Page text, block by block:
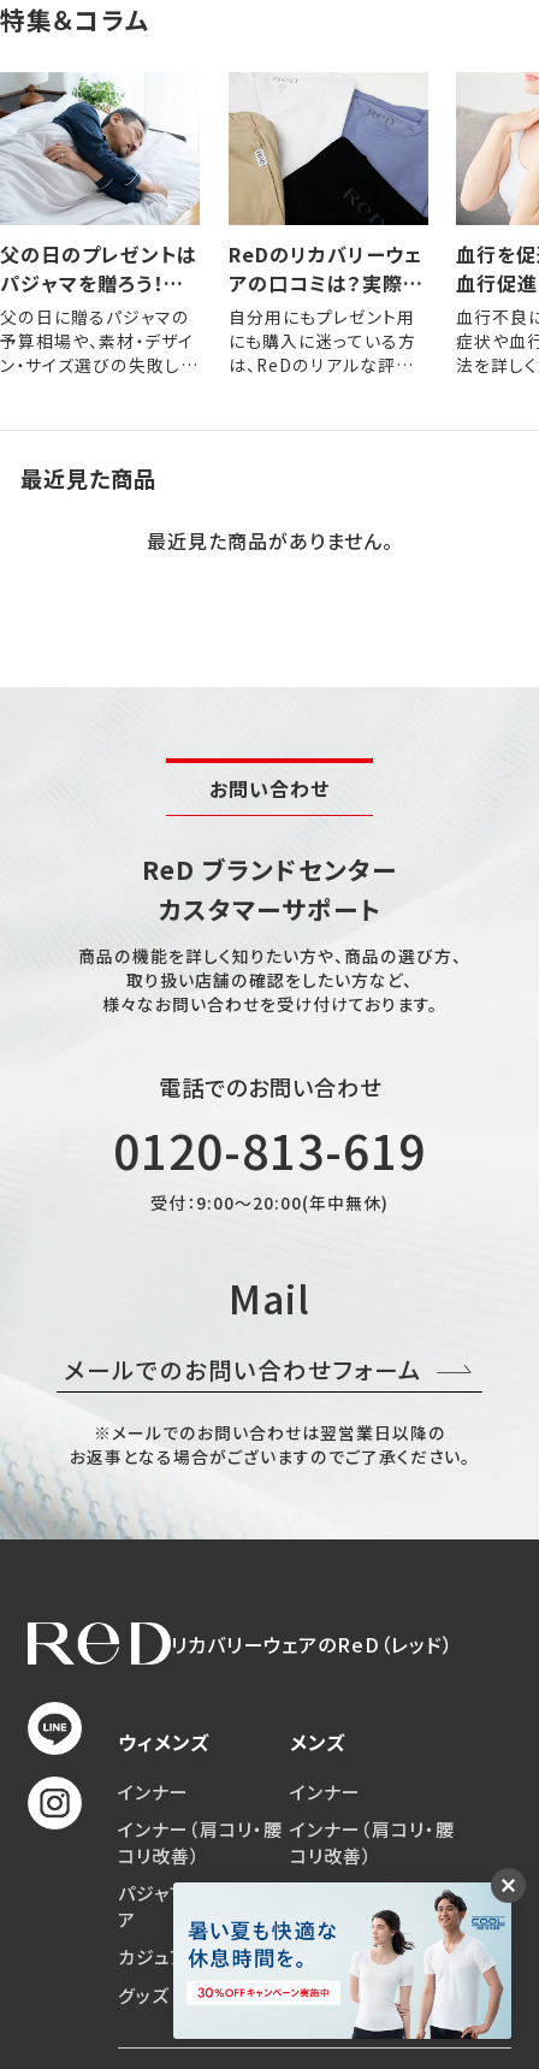
特集＆コラム
父の日のプレゼントは
パジャマを贈ろう！選
び方やおすすめアイテ
ム
父の日に贈るパジャマの
予算相場や、素材・デザイ
ン・サイズ選びの失敗しな
ReDのリカバリーウェ
アの口コミは？実際に
着用した人の評判・レ
ビュー
自分用にもプレゼント用
にも購入に迷っている方
は、ReDのリアルな評判
血行を
血行促
きるメリ
な方法
血行不良
症状や血
法を詳し
最近見た商品
最近見た商品がありません。
お問い合わせ
ReD ブランドセンター
カスタマーサポート
商品の機能を詳しく知りたい方や、商品の選び方、
取り扱い店舗の確認をしたい方など、
様々なお問い合わせを受け付けております。
電話でのお問い合わせ
0120-813-619
受付：9:00～20:00(年中無休)
Mail
メールでのお問い合わせフォーム
※メールでのお問い合わせは翌営業日以降の
お返事となる場合がございますのでご了承ください。
リカバリーウェアのReD（レッド）
ウィメンズ
インナー
インナー（肩コリ・腰
コリ改善）
パジャマ・ルームウェ
ア
カジュアルウェア
グッズ
メンズ
インナー
インナー（肩コリ・腰
コリ改善）
パジャマ・ルームウェ
ア
カジュアルウェア
グッズ